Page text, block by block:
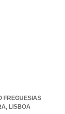
FREGUESIAS
, LISBOA